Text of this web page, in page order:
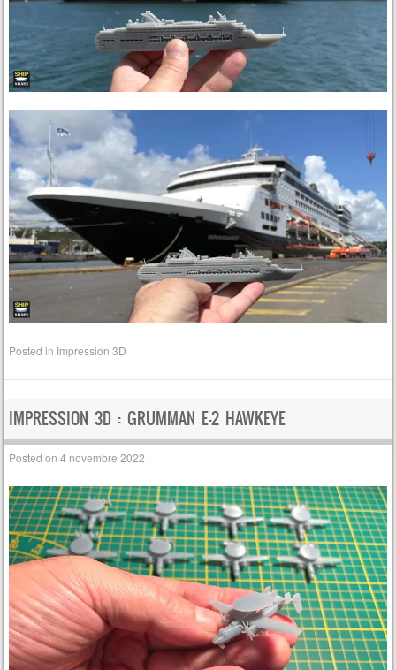
Posted in Impression 3D
IMPRESSION 3D : GRUMMAN E-2 HAWKEYE
Posted on4 novembre 2022